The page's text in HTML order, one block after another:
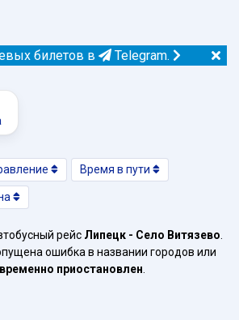
билетов в Telegram.
Время в пути
рейс Липецк - Село Витязево
ошибка в названии городов или
временно приостановлен